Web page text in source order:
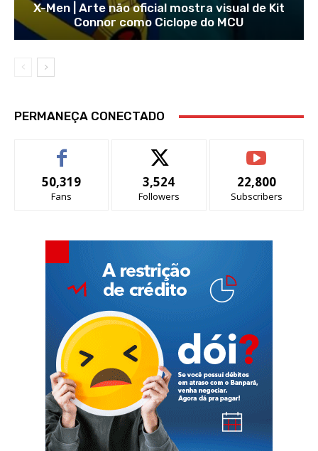
X-Men | Arte não oficial mostra visual de Kit
Connor como Ciclope do MCU
PERMANEÇA CONECTADO
50,319
Fans
3,524
Followers
22,800
Subscribers